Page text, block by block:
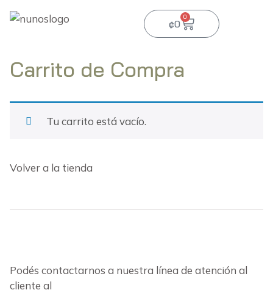
₡0
0
Carrito de Compra
Tu carrito está vacío.
Volver a la tienda
Podés contactarnos a nuestra línea de atención al
cliente al